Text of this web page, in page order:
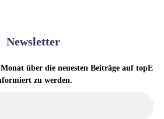
Newsletter
über die neuesten Beiträge auf topE
zu werden.